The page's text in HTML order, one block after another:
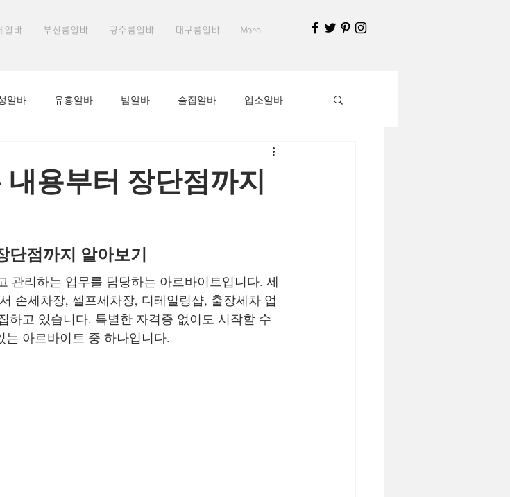
알바 부산룸알바 광주룸알바 대구룸알바 More
알바 유흥알바 밤알바 술집알바 업소알바
사지 태국마사지알바
쿠팡
용부터 장단점까지
점까지 알아보기
관리하는 업무를 담당하는 아르바이트입니다. 세
손세차장, 셀프세차장, 디테일링샵, 출장세차 업
하고 있습니다. 특별한 자격증 없이도 시작할 수
아르바이트 중 하나입니다.